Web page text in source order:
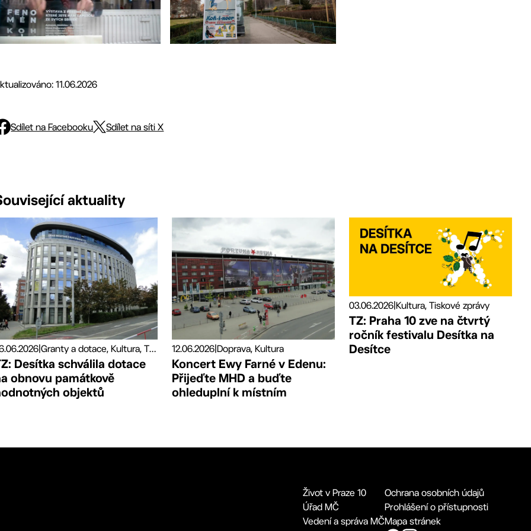
11.06.2026
Sdílet na Facebooku Sdílet na síti X
aktuality
| Granty a dotace, Kultura, Tiskové zprávy
Desítka schválila dotace
obnovu památkově
objektů
12.06.2026| Doprava, Kultura
Koncert Ewy Farné v Edenu:
Přijeďte MHD a buďte
ohleduplní k místním
03.06.2026| Kultura, Tiskové zprávy
TZ: Praha 10 zve na čtvrtý
ročník festivalu Desítka na
Desítce
Život v Praze 10
Úřad MČ
Vedení a správa MČ
Ochrana osobních údajů
Prohlášení o přístupnosti
Mapa stránek